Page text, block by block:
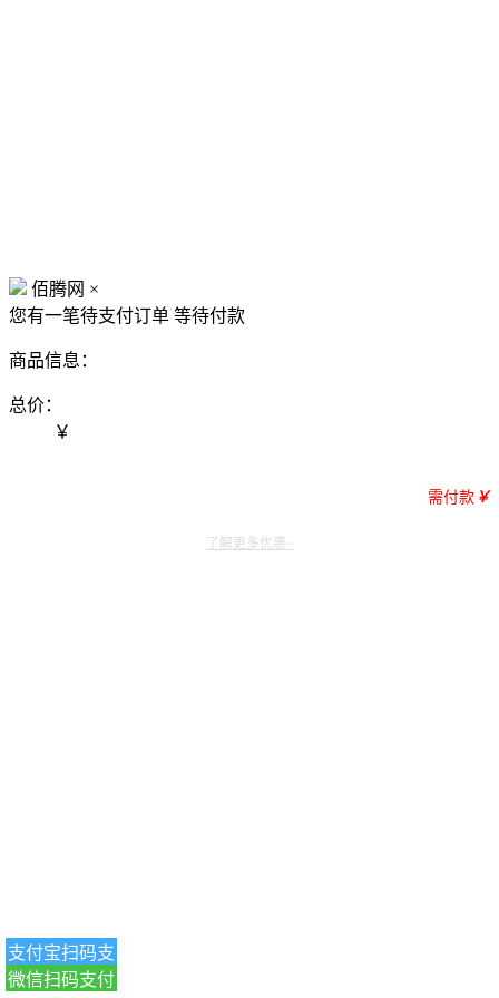
佰腾网 ×
您有一笔待支付订单 等待付款
商品信息：
总价：
￥
需付款 ￥
支付宝扫码支
付
微信扫码支付
了解更多优惠~